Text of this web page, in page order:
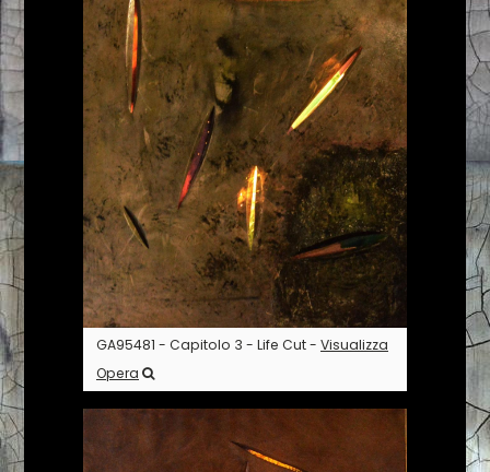
GA95481 - Capitolo 3 - Life Cut - Visualizza
Opera